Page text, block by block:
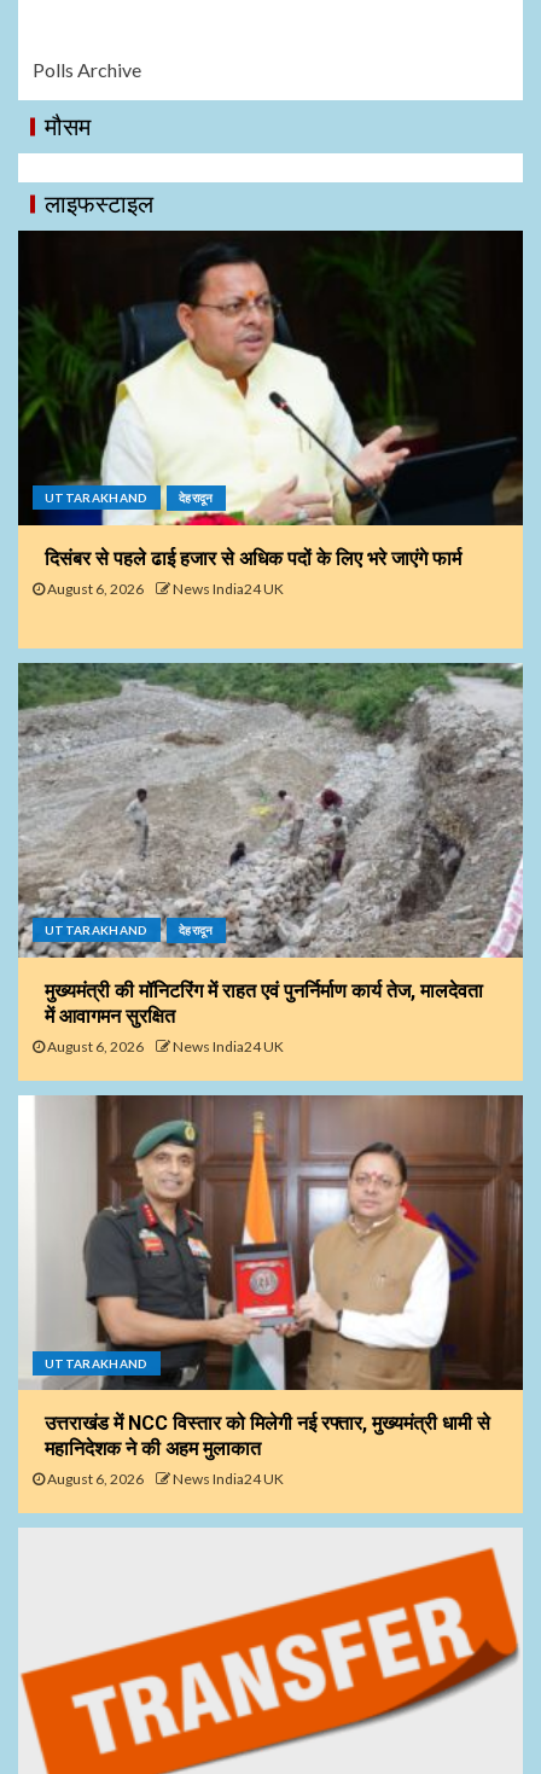
Polls Archive
मौसम
लाइफस्टाइल
UTTARAKHAND देहरादून
दिसंबर से पहले ढाई हजार से अधिक पदों के लिए भरे जाएंगे फार्म
August 6, 2026 News India24 UK
UTTARAKHAND देहरादून
मुख्यमंत्री की मॉनिटरिंग में राहत एवं पुनर्निर्माण कार्य तेज, मालदेवता
में आवागमन सुरक्षित
August 6, 2026 News India24 UK
UTTARAKHAND
उत्तराखंड में NCC विस्तार को मिलेगी नई रफ्तार, मुख्यमंत्री धामी से
महानिदेशक ने की अहम मुलाकात
August 6, 2026 News India24 UK